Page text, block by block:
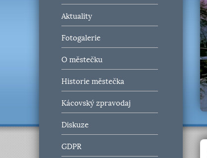
Aktuality
Fotogalerie
O městečku
Historie městečka
Kácovský zpravodaj
Diskuze
GDPR